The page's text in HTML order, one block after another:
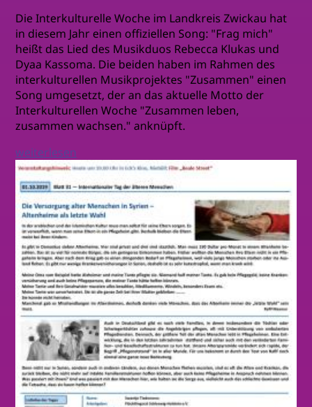
Die Interkulturelle Woche im Landkreis Zwickau hat
in diesem Jahr einen offiziellen Song: "Frag mich"
heißt das Lied des Musikduos Rebecca Klukas und
Dyaa Kassoma. Die beiden haben im Rahmen des
interkulturellen Musikprojektes "Zusammen" einen
Song umgesetzt, der an das aktuelle Motto der
Interkulturellen Woche "Zusammen leben,
zusammen wachsen." anknüpft.
weiterlesen